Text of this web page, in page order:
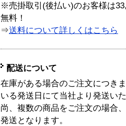
※売掛取引(後払い)のお客様は
無料！
⇒送料について詳しくはこちら
配送について
在庫がある場合のご注文につき
いる発送日にて当社より発送い
尚、複数の商品をご注文の場合
発送となります。